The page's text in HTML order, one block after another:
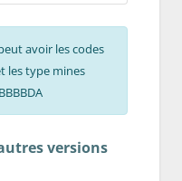
avoir les codes
les type mines
versions